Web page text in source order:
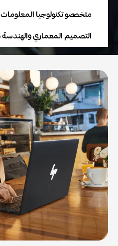
متخصصو تكنولوجيا المعلومات